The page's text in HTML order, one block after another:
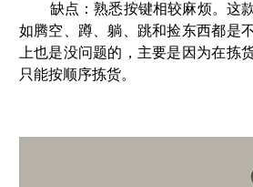
缺点：熟悉按键相较麻烦。这款
如腾空、蹲、躺、跳和捡东西都是
上也是没问题的，主要是因为在拣
只能按顺序拣货。